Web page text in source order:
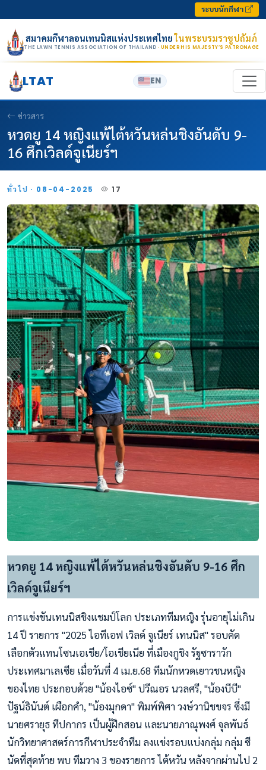
ระบบนักกีฬา
สมาคมกีฬาลอนเทนนิสแห่งประเทศไทยในพระบรมราชูปถัมภ์
THE LAWN TENNIS ASSOCIATION OF THAILAND · UNDER HIS MAJESTY’S PATRONAGE
LTAT EN
ข่าวสาร
หวดยู 14 หญิงแพ้ไต้หวันหล่นชิงอันดับ 9-
16 ศึกเวิลด์จูเนียร์ฯ
ทั่วไป · 08-04-2025 17
หวดยู 14 หญิงแพ้ไต้หวันหล่นชิงอันดับ 9-16 ศึก
เวิลด์จูเนียร์ฯ
การแข่งขันเทนนิสชิงแชมป์โลก ประเภททีมหญิง รุ่นอายุไม่เกิน
14 ปี รายการ "2025 ไอทีเอฟ เวิลด์ จูเนียร์ เทนนิส" รอบคัด
เลือกตัวแทนโซนเอเชีย/โอเชียเนีย ที่เมืองกูชิง รัฐซาราวัก
ประเทศมาเลเซีย เมื่อวันที่ 4 เม.ย.68 ทีมนักหวดเยาวชนหญิง
ของไทย ประกอบด้วย "น้องไอซ์" ปวีณอร นวลศรี, "น้องบีบี"
ปัฐน์ธินันต์ เผือกคำ, "น้องมุกดา" พิมพ์พิศา วงษ์วานิชขจร ซึ่งมี
นายศรายุธ ทีปกากร เป็นผู้ฝึกสอน และนายภาณุพงศ์ จุลพันธ์
นักวิทยาศาสตร์การกีฬาประจำทีม ลงแข่งรอบแบ่งกลุ่ม กลุ่ม ซี
นัดที่สุดท้าย พบ ทีมวาง 3 ของรายการ ไต้หวัน หลังจากผ่านไป 2